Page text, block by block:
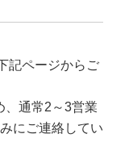
記ページからご
、通常2～3営業
にご連絡してい